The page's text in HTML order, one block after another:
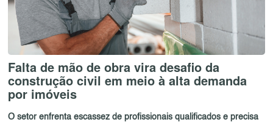
Falta de mão de obra vira desafio da
construção civil em meio à alta demanda
por imóveis
O setor enfrenta escassez de profissionais qualificados e precisa